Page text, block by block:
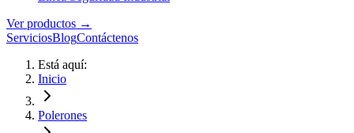
Ver productos →
ServiciosBlogContáctenos
Está aquí:
Inicio
Polerones